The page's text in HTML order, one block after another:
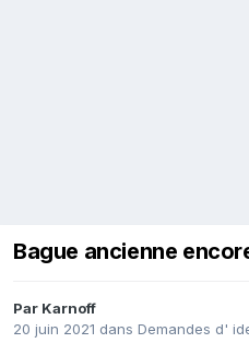
Bague ancienne
Par Karnoff
20 juin 2021 dans Demandes d'